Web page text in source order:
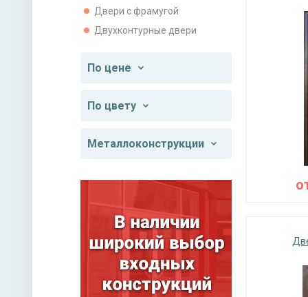
Двери с фрамугой
Двухконтурные двери
По цене
По цвету
Металлоконструкции